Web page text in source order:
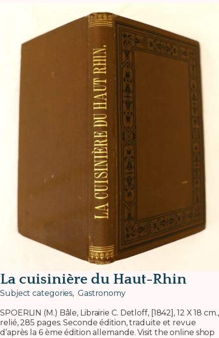
La cuisinière du Haut-Rhin
Subject categories, Gastronomy
SPOERLIN (M.) Bâle, Librairie C. Detloff, [1842], 12 X 18 cm.,
relié, 285 pages. Seconde édition, traduite et revue
d’après la 6 ème édition allemande. Visit the online shop